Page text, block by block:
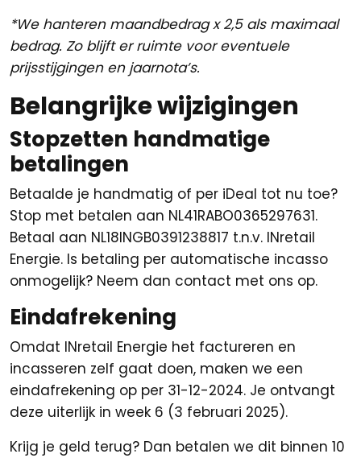
*We hanteren maandbedrag x 2,5 als maximaal
bedrag. Zo blijft er ruimte voor eventuele
prijsstijgingen en jaarnota’s.
Belangrijke wijzigingen
Stopzetten handmatige
betalingen
Betaalde je handmatig of per iDeal tot nu toe?
Stop met betalen aan NL41RABO0365297631.
Betaal aan NL18INGB0391238817 t.n.v. INretail
Energie. Is betaling per automatische incasso
onmogelijk? Neem dan contact met ons op.
Eindafrekening
Omdat INretail Energie het factureren en
incasseren zelf gaat doen, maken we een
eindafrekening op per 31-12-2024. Je ontvangt
deze uiterlijk in week 6 (3 februari 2025).
Krijg je geld terug? Dan betalen we dit binnen 10